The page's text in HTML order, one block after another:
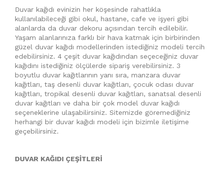
Duvar kağıdı evinizin her köşesinde rahatlıkla
kullanılabileceği gibi okul, hastane, cafe ve işyeri gibi
alanlarda da duvar dekoru açısından tercih edilebilir.
Yaşam alanlarınıza farklı bir hava katmak için birbirinden
güzel duvar kağıdı modellerinden istediğiniz modeli tercih
edebilirsiniz. 4 çeşit duvar kağıdından seçeceğiniz duvar
kağıdını istediğiniz ölçülerde sipariş verebilirsiniz. 3
boyutlu duvar kağıtlarının yanı sıra, manzara duvar
kağıtları, taş desenli duvar kağıtları, çocuk odası duvar
kağıtları, tropikal desenli duvar kağıtları, sanatsal desenli
duvar kağıtları ve daha bir çok model duvar kağıdı
seçeneklerine ulaşabilirsiniz. Sitemizde göremediğiniz
herhangi bir duvar kağıdı modeli için bizimle iletişime
geçebilirsiniz.
DUVAR KAĞIDI ÇEŞİTLERİ